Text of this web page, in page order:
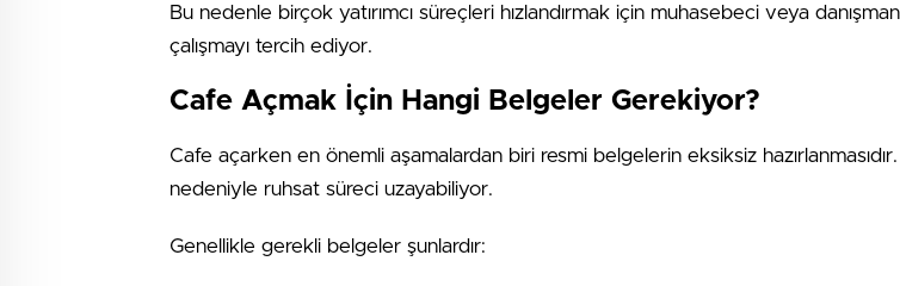
Bu nedenle birçok yatırımcı süreçleri hızlandırmak için muhasebeci veya
çalışmayı tercih ediyor.
Cafe Açmak İçin Hangi Belgeler Gerekiyor?
Cafe açarken en önemli aşamalardan biri resmi belgelerin eksiksiz
nedeniyle ruhsat süreci uzayabiliyor.
Genellikle gerekli belgeler şunlardır: